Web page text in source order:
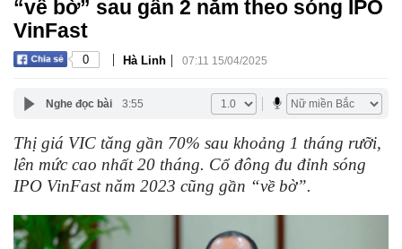
“về bờ” sau gần 2 năm theo sóng IPO
VinFast
0 | Hà Linh | 07:11 15/04/2025
Nghe đọc bài 3:55
Thị giá VIC tăng gần 70% sau khoảng 1 tháng rưỡi,
lên mức cao nhất 20 tháng. Cổ đông đu đỉnh sóng
IPO VinFast năm 2023 cũng gần “về bờ”.